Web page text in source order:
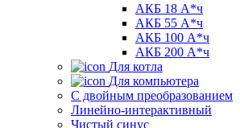
АКБ 18 А*ч
АКБ 55 А*ч
АКБ 100 А*ч
АКБ 200 А*ч
Для котла
Для компьютера
C двойным преобразованием
Линейно-интерактивный
Чистый синус